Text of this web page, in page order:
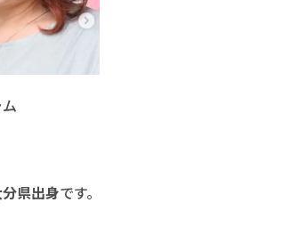
県出身です。